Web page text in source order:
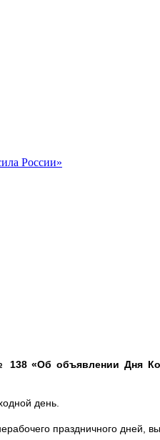
России»
«Об объявлении Дня
день.
праздничного дней,